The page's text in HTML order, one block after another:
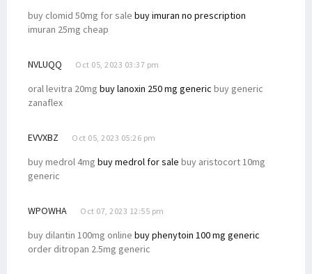
buy clomid 50mg for sale buy imuran no prescription
imuran 25mg cheap
NVLUQQ Oct 05, 2023 03:37 pm
oral levitra 20mg buy lanoxin 250 mg generic buy generic
zanaflex
EVVXBZ Oct 05, 2023 05:26 pm
buy medrol 4mg buy medrol for sale buy aristocort 10mg
generic
WPOWHA Oct 07, 2023 12:55 pm
buy dilantin 100mg online buy phenytoin 100 mg generic
order ditropan 2.5mg generic